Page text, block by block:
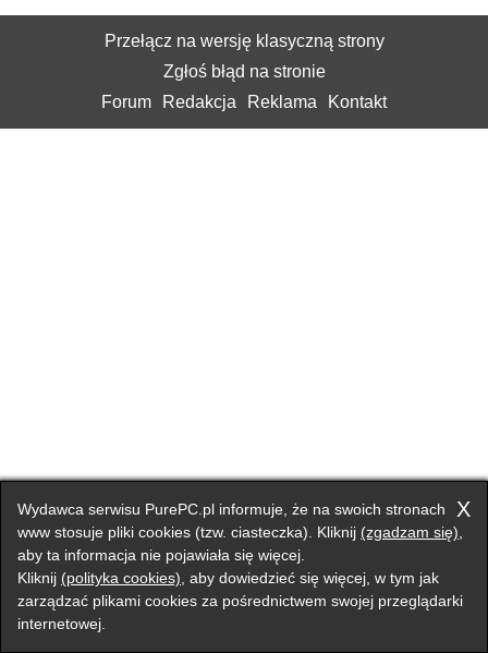
Przełącz na wersję klasyczną strony
Zgłoś błąd na stronie
Forum
Redakcja Reklama Kontakt
X
Wydawca serwisu PurePC.pl informuje, że na swoich stronach
www stosuje pliki cookies (tzw. ciasteczka). Kliknij (zgadzam się)
aby ta informacja nie pojawiała się więcej.
Kliknij (polityka cookies) , aby dowiedzieć się więcej, w tym jak
zarządzać plikami cookies za pośrednictwem swojej przeglądarki
internetowej.